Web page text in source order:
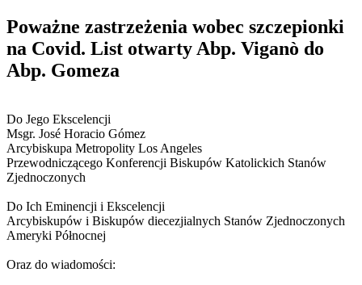
Poważne zastrzeżenia wobec szczepionki
na Covid. List otwarty Abp. Viganò do
Abp. Gomeza
Do Jego Ekscelencji
Msgr. José Horacio Gómez
Arcybiskupa Metropolity Los Angeles
Przewodniczącego Konferencji Biskupów Katolickich Stanów
Zjednoczonych
Do Ich Eminencji i Ekscelencji
Arcybiskupów i Biskupów diecezjialnych Stanów Zjednoczonych
Ameryki Północnej
Oraz do wiadomości: